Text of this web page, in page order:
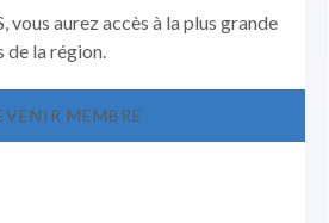
vous aurez accès à la plus grande
de la région.
MEMBRE